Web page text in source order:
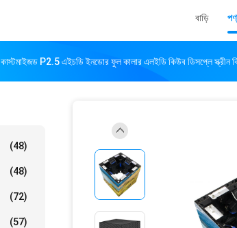
বাড়ি
কাস্টমাইজড P2.5 এইচডি ইনডোর ফুল কালার এলইডি কিউব ডিসপ্লে স্ক্রীন
(48)
(48)
(72)
(57)